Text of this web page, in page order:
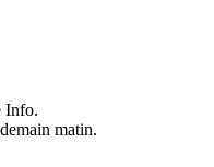
Info.
matin.